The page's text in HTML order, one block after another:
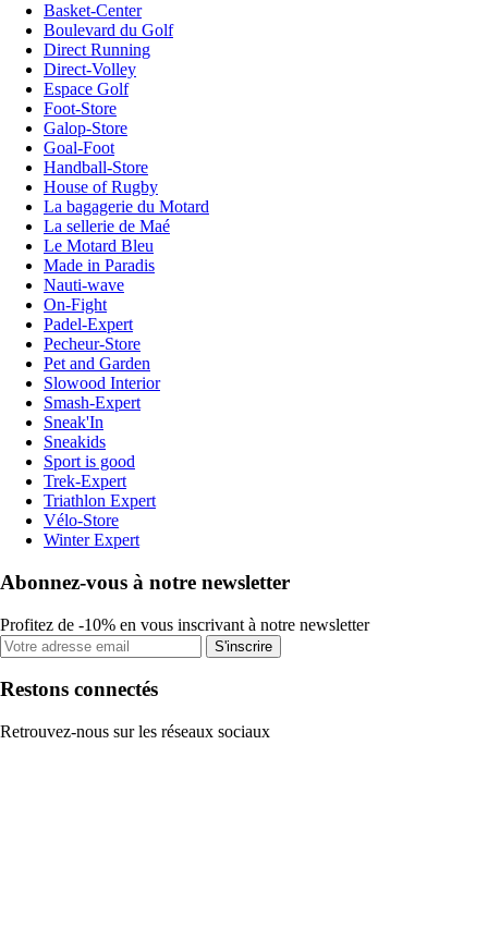
Basket-Center
Boulevard du Golf
Direct Running
Direct-Volley
Espace Golf
Foot-Store
Galop-Store
Goal-Foot
Handball-Store
House of Rugby
La bagagerie du Motard
La sellerie de Maé
Le Motard Bleu
Made in Paradis
Nauti-wave
On-Fight
Padel-Expert
Pecheur-Store
Pet and Garden
Slowood Interior
Smash-Expert
Sneak'In
Sneakids
Sport is good
Trek-Expert
Triathlon Expert
Vélo-Store
Winter Expert
Abonnez-vous à notre newsletter
Profitez de -10% en vous inscrivant à notre newsletter
S'inscrire
Restons connectés
Retrouvez-nous sur les réseaux sociaux